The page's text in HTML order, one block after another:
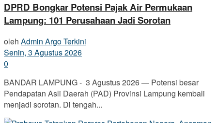
DPRD Bongkar Potensi Pajak Air Permukaan
Lampung: 101 Perusahaan Jadi Sorotan
oleh Admin Argo Terkini
Senin, 3 Agustus 2026
0
BANDAR LAMPUNG - 3 Agustus 2026 — Potensi besar
Pendapatan Asli Daerah (PAD) Provinsi Lampung kembali
menjadi sorotan. Di tengah...